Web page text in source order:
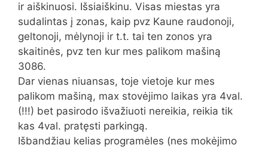
ir aiškinuosi. Išsiaiškinu. Visas miestas yra
sudalintas į zonas, kaip pvz Kaune raudonoji,
geltonoji, mėlynoji ir t.t. tai ten zonos yra
skaitinės, pvz ten kur mes palikom mašiną
3086.
Dar vienas niuansas, toje vietoje kur mes
palikom mašiną, max stovėjimo laikas yra 4val.
(!!!) bet pasirodo išvažiuoti nereikia, reikia tik
kas 4val. pratęsti parkingą.
Išbandžiau kelias programėles (nes mokėjimo